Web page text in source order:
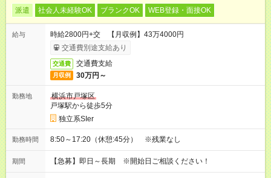
派遣 社会人未経験OK ブランクOK WEB登録・面接OK
給与
時給2800円+交 【月収例】43万4000円
交通費別途支給あり
交通費 交通費支給
月収例 30万円～
勤務地
横浜市戸塚区
戸塚駅から徒歩5分
独立系SIer
勤務時間 8:50～17:20（休憩:45分） ※残業なし
期間 【急募】即日～長期 ※開始日ご相談ください！